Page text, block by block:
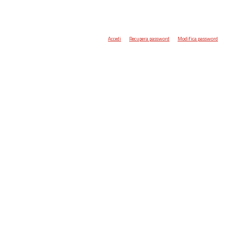
Accedi Recupera password Modifica password